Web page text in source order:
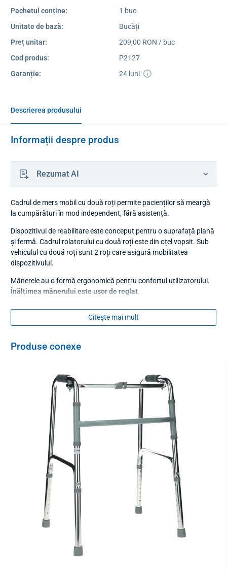
Pachetul conține:
1 buc
Unitate de bază:
Bucăți
Preț unitar:
209,00 RON / buc
Cod produs:
P2127
Garanție:
24 luni
Descrierea produsului
Informații despre produs
Rezumat AI
Cadrul de mers mobil cu două roți permite pacienților să meargă
la cumpărături în mod independent, fără asistență.
Dispozitivul de reabilitare este conceput pentru o suprafață plană
și fermă. Cadrul rolatorului cu două roți este din oțel vopsit. Sub
vehiculul cu două roți sunt 2 roți care asigură mobilitatea
dispozitivului.
Mânerele au o formă ergonomică pentru confortul utilizatorului.
Înălțimea mânerului este ușor de reglat.
Cadrul cu două roți este ușor de asamblat, necesită puțin spațiu
pentru depozitare și transport.
Capacitate maximă 136 kg
8,9 kg
Diametrul roții 11,5 cm
Înălțimea scaunului 52 cm
Lățimea exterioară 51 cm
Lățimea interioară 47 cm
Adâncime totală 59 cm
Utilizați numai agenți de curățare neabrazivi pentru curățare.
Citește mai mult
Produse conexe